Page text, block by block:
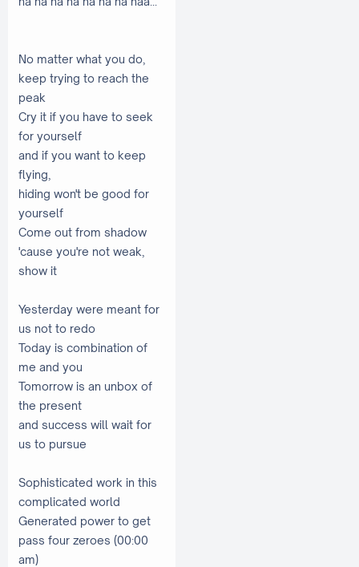
No matter what you do,
keep trying to reach the
peak
Cry it if you have to seek
for yourself
and if you want to keep
flying,
hiding won't be good for
yourself
Come out from shadow
'cause you're not weak,
show it
Yesterday were meant for
us not to redo
Today is combination of
me and you
Tomorrow is an unbox of
the present
and success will wait for
us to pursue
Sophisticated work in this
complicated world
Generated power to get
pass four zeroes (00:00
am)